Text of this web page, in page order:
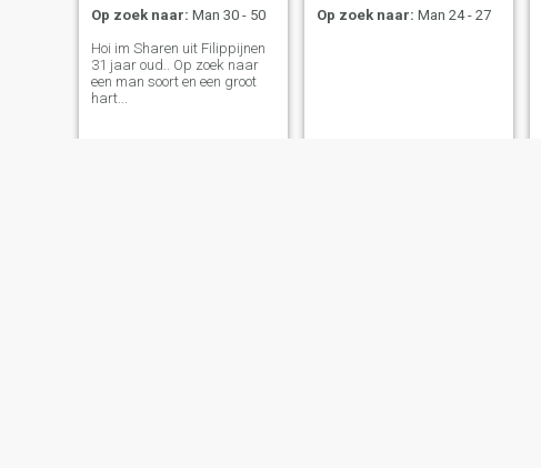
Op zoek naar: Man 30 - 50
Hoi im Sharen uit Filippijnen
31 jaar oud.. Op zoek naar
een man soort en een groot
hart...
Op zoek naar: Man 24 - 27